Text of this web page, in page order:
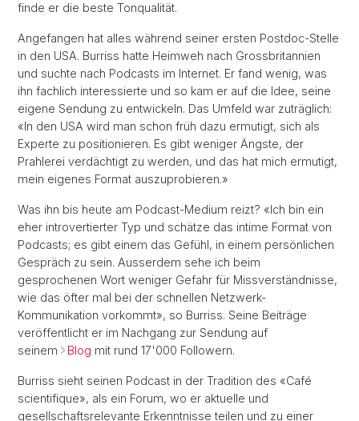
finde er die beste Tonqualität.
Angefangen hat alles während seiner ersten Postdoc-Stelle
in den USA. Burriss hatte Heimweh nach Grossbritannien
und suchte nach Podcasts im Internet. Er fand wenig, was
ihn fachlich interessierte und so kam er auf die Idee, seine
eigene Sendung zu entwickeln. Das Umfeld war zuträglich:
«In den USA wird man schon früh dazu ermutigt, sich als
Experte zu positionieren. Es gibt weniger Ängste, der
Prahlerei verdächtigt zu werden, und das hat mich ermutigt,
mein eigenes Format auszuprobieren.»
Was ihn bis heute am Podcast-Medium reizt? «Ich bin ein
eher introvertierter Typ und schätze das intime Format von
Podcasts; es gibt einem das Gefühl, in einem persönlichen
Gespräch zu sein. Ausserdem sehe ich beim
gesprochenen Wort weniger Gefahr für Missverständnisse,
wie das öfter mal bei der schnellen Netzwerk-
Kommunikation vorkommt», so Burriss. Seine Beiträge
veröffentlicht er im Nachgang zur Sendung auf
seinem
Blog mit rund 17'000 Followern.
Burriss sieht seinen Podcast in der Tradition des «Café
scientifique», als ein Forum, wo er aktuelle und
gesellschaftsrelevante Erkenntnisse teilen und zu einer